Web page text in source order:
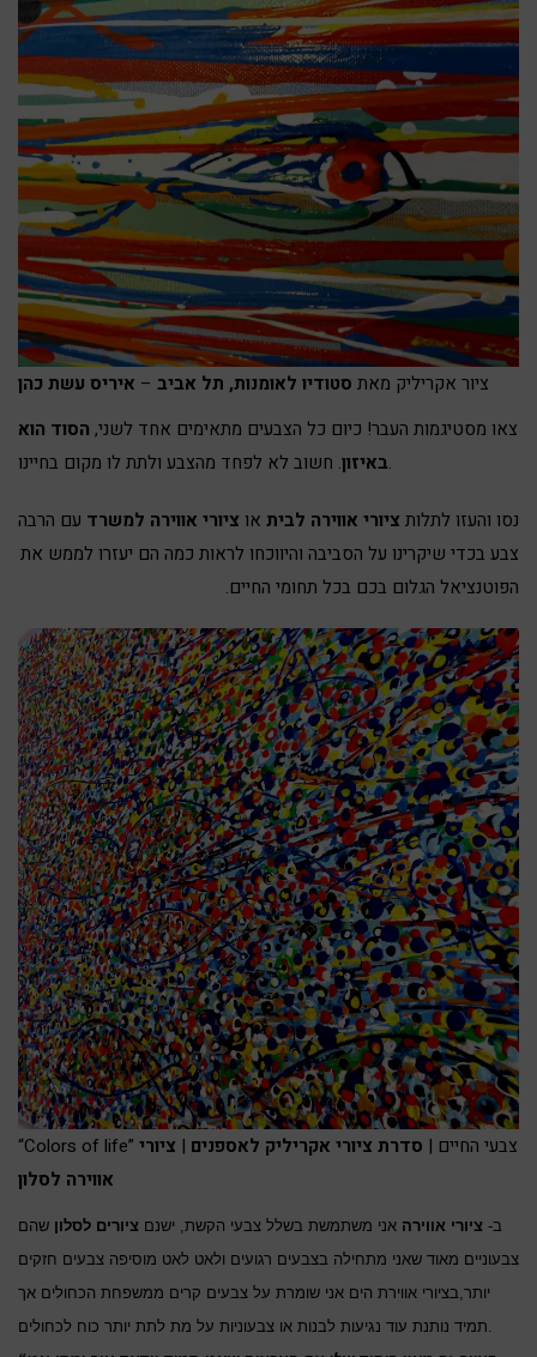
ציור אקריליק מאת סטודיו לאומנות, תל אביב – איריס עשת כהן
צאו מסטיגמות העבר! כיום כל הצבעים מתאימים אחד לשני, הסוד הוא
באיזון. חשוב לא לפחד מהצבע ולתת לו מקום בחיינו.
נסו והעזו לתלותציורי אווירה לבית או ציורי אווירה למשרד עם הרבה
צבע בכדי שיקרינו על הסביבה והיווכחו לראות כמה הם יעזרו לממש את
הפוטנציאל הגלום בכם בכל תחומי החיים.
“Colors of life” צבעי החיים | סדרת ציורי אקריליק לאספנים | ציורי
אווירה לסלון
ב- ציורי אווירה אני משתמשת בשלל צבעי הקשת, ישנם ציורים לסלון שהם
צבעוניים מאוד שאני מתחילה בצבעים רגועים ולאט לאט מוסיפה צבעים חזקים
יותר,בציורי אווירת הים אני שומרת על צבעים קרים ממשפחת הכחולים אך
תמיד נותנת עוד נגיעות לבנות או צבעוניות על מת לתת יותר כוח לכחולים.